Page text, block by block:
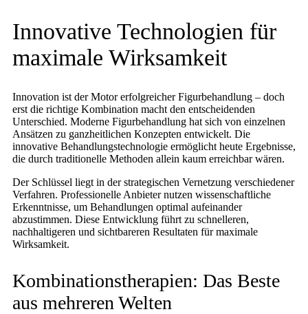
Innovative Technologien für
maximale Wirksamkeit
Innovation ist der Motor erfolgreicher Figurbehandlung – doch
erst die richtige Kombination macht den entscheidenden
Unterschied. Moderne Figurbehandlung hat sich von einzelnen
Ansätzen zu ganzheitlichen Konzepten entwickelt. Die
innovative Behandlungstechnologie ermöglicht heute Ergebnisse,
die durch traditionelle Methoden allein kaum erreichbar wären.
Der Schlüssel liegt in der strategischen Vernetzung verschiedener
Verfahren. Professionelle Anbieter nutzen wissenschaftliche
Erkenntnisse, um Behandlungen optimal aufeinander
abzustimmen. Diese Entwicklung führt zu schnelleren,
nachhaltigeren und sichtbareren Resultaten für maximale
Wirksamkeit.
Kombinationstherapien: Das Beste
aus mehreren Welten